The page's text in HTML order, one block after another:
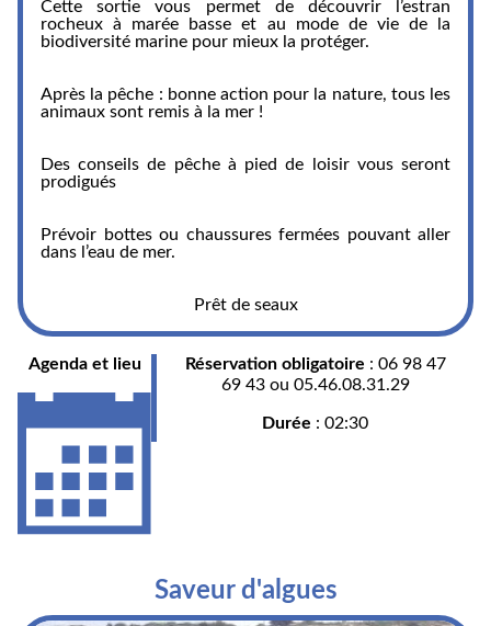
Cette sortie vous permet de découvrir l’estran
rocheux à marée basse et au mode de vie de la
biodiversité marine pour mieux la protéger.
Après la pêche : bonne action pour la nature, tous les
animaux sont remis à la mer !
Des conseils de pêche à pied de loisir vous seront
prodigués
Prévoir bottes ou chaussures fermées pouvant aller
dans l’eau de mer.
Prêt de seaux
Agenda et lieu Réservation obligatoire : 06 98 47
69 43 ou 05.46.08.31.29
Durée : 02:30
Saveur d'algues